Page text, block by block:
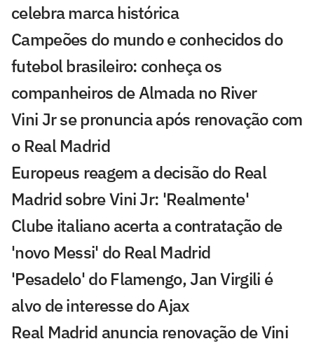
celebra marca histórica
Campeões do mundo e conhecidos do
futebol brasileiro: conheça os
companheiros de Almada no River
Vini Jr se pronuncia após renovação com
o Real Madrid
Europeus reagem a decisão do Real
Madrid sobre Vini Jr: 'Realmente'
Clube italiano acerta a contratação de
'novo Messi' do Real Madrid
'Pesadelo' do Flamengo, Jan Virgili é
alvo de interesse do Ajax
Real Madrid anuncia renovação de Vini